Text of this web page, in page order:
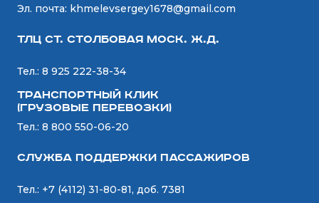
Эл. почта: khmelevsergey1678@gmail.com
ТЛЦ ст. СТОЛБОВАЯ Моск. Ж.Д.
Тел.: 8 925 222-38-34
Транспортный Клик
(Грузовые перевозки)
Тел.: 8 800 550-06-20
Служба поддержки пассажиров
Тел.: +7 (4112) 31-80-81, доб. 7381